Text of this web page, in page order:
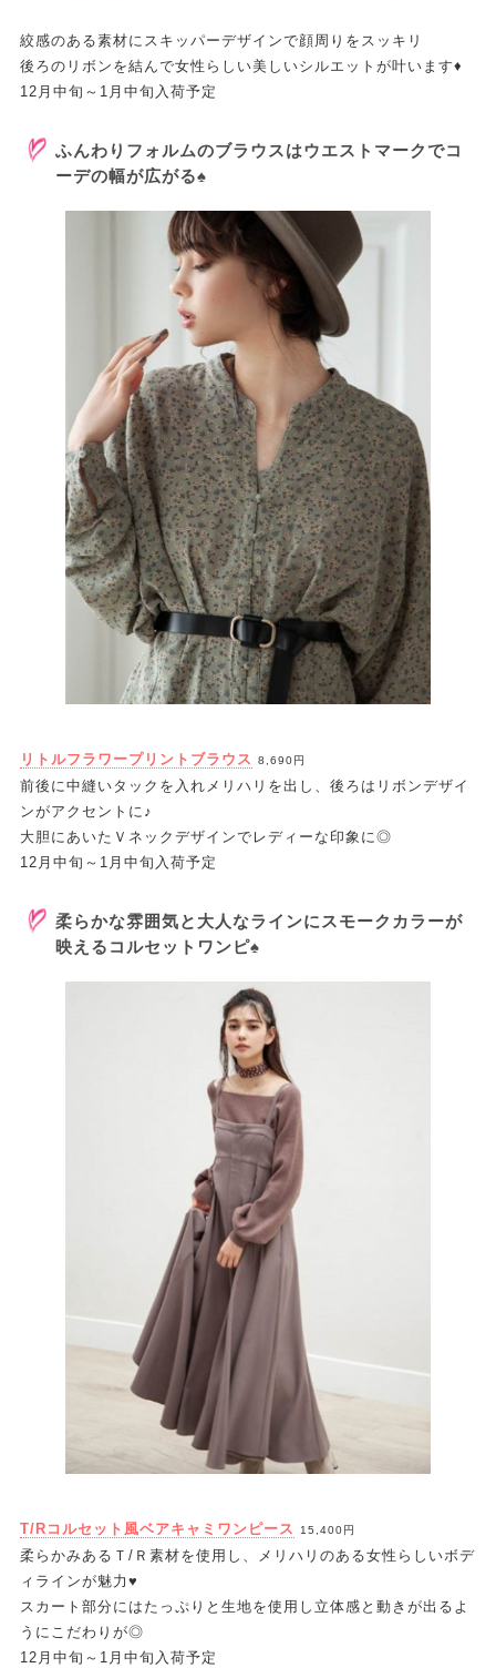
絞感のある素材にスキッパーデザインで顔周りをスッキリ
後ろのリボンを結んで女性らしい美しいシルエットが叶います♦
12月中旬～1月中旬入荷予定
ふんわりフォルムのブラウスはウエストマークでコ
ーデの幅が広がる♠
リトルフラワープリントブラウス 8,690円
前後に中縫いタックを入れメリハリを出し、後ろはリボンデザイ
ンがアクセントに♪
大胆にあいたＶネックデザインでレディーな印象に◎
12月中旬～1月中旬入荷予定
柔らかな雰囲気と大人なラインにスモークカラーが
映えるコルセットワンピ♠
T/Rコルセット風ベアキャミワンピース 15,400円
柔らかみあるＴ/Ｒ素材を使用し、メリハリのある女性らしいボデ
ィラインが魅力♥
スカート部分にはたっぷりと生地を使用し立体感と動きが出るよ
うにこだわりが◎
12月中旬～1月中旬入荷予定